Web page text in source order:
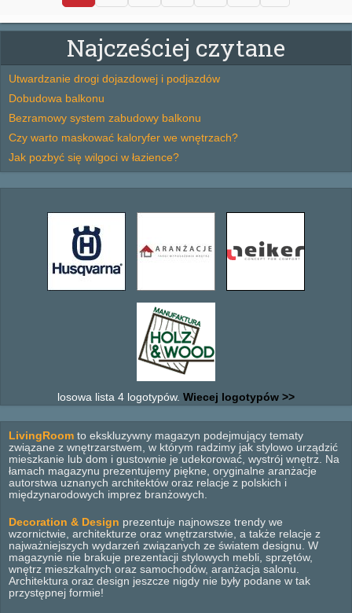
Najcześciej czytane
Utwardzanie drogi dojazdowej i podjazdów
Dobudowa balkonu
Bezramowy system zabudowy balkonu
Czy warto maskować kaloryfer we wnętrzach?
Jak pozbyć się wilgoci w łazience?
losowa lista 4 logotypów. Wiecej logotypów >>
LivingRoom to ekskluzywny magazyn podejmujący tematy
związane z wnętrzarstwem, w którym radzimy jak stylowo urządzić
mieszkanie lub dom i gustownie je udekorować, wystrój wnętrz. Na
łamach magazynu prezentujemy piękne, oryginalne aranżacje
autorstwa uznanych architektów oraz relacje z polskich i
międzynarodowych imprez branżowych.
Decoration & Design prezentuje najnowsze trendy we
wzornictwie, architekturze oraz wnętrzarstwie, a także relacje z
najważniejszych wydarzeń związanych ze światem designu. W
magazynie nie brakuje prezentacji stylowych mebli, sprzętów,
wnętrz mieszkalnych oraz samochodów, aranżacja salonu.
Architektura oraz design jeszcze nigdy nie były podane w tak
przystępnej formie!